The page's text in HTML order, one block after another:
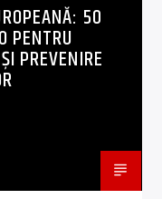
50
PENTRU
PREVENIRE